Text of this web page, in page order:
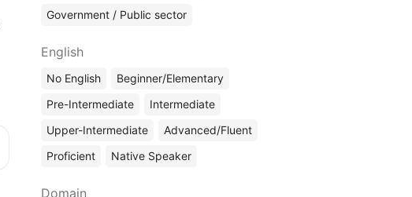
Government / Public sector
English
No English
Beginner/Elementary
Pre-Intermediate
Intermediate
Upper-Intermediate
Advanced/Fluent
Proficient
Native Speaker
Domain